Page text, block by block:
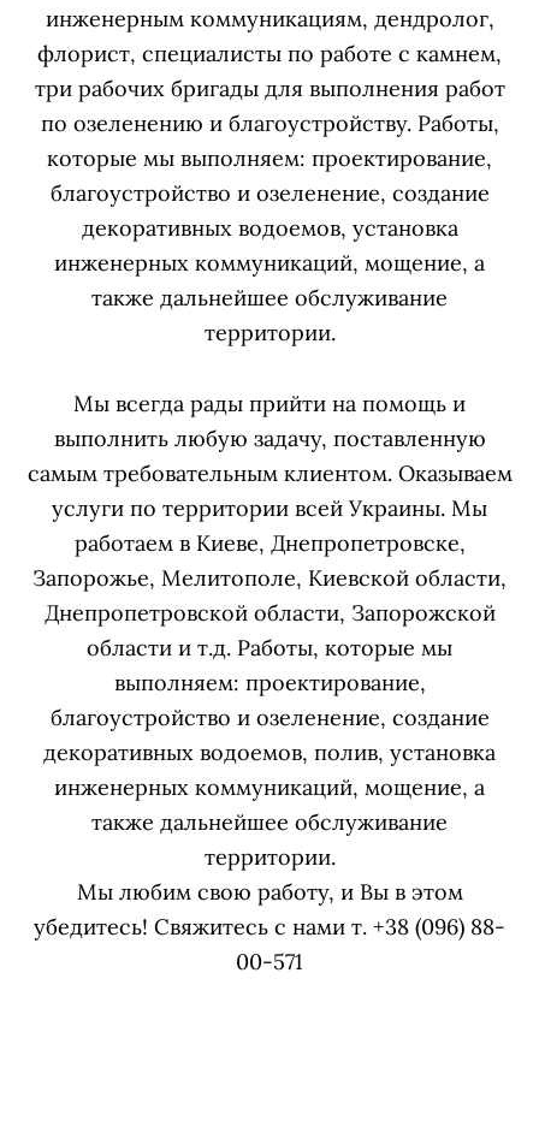
инженерным коммуникациям, дендролог,
флорист, специалисты по работе с камнем,
три рабочих бригады для выполнения работ
по озеленению и благоустройству. Работы,
которые мы выполняем: проектирование,
благоустройство и озеленение, создание
декоративных водоемов, установка
инженерных коммуникаций, мощение, а
также дальнейшее обслуживание
территории.
Мы всегда рады прийти на помощь и
выполнить любую задачу, поставленную
самым требовательным клиентом. Оказываем
услуги по территории всей Украины. Мы
работаем в Киеве, Днепропетровске,
Запорожье, Мелитополе, Киевской области,
Днепропетровской области, Запорожской
области и т.д. Работы, которые мы
выполняем: проектирование,
благоустройство и озеленение, создание
декоративных водоемов, полив, установка
инженерных коммуникаций, мощение, а
также дальнейшее обслуживание
территории.
Мы любим свою работу, и Вы в этом
убедитесь! Свяжитесь с нами т. +38 (096) 88-
00-571